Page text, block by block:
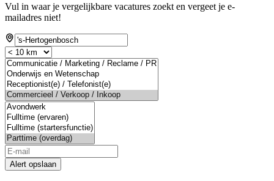
Vul in waar je vergelijkbare vacatures zoekt en vergeet je e-
mailadres niet!
Alert opslaan